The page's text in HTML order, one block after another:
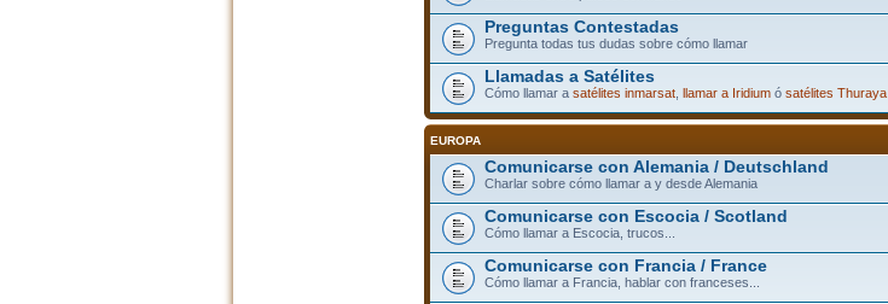
Preguntas Contestadas
Pregunta todas tus dudas sobre cómo llamar
Llamadas a Satélites
Cómo llamar a satélites inmarsat, llamar a Iridiumó satélites Thuraya
EUROPA
Comunicarse con Alemania / Deutschland
Charlar sobre cómo llamar a y desde Alemania
Comunicarse con Escocia / Scotland
Cómo llamar a Escocia, trucos...
Comunicarse con Francia / France
Cómo llamar a Francia, hablar con franceses...